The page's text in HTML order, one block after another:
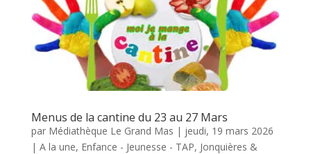
Menus de la cantine du 23 au 27 Mars
par Médiathèque Le Grand Mas | jeudi, 19 mars 2026
| A la une, Enfance - Jeunesse - TAP, Jonquières &